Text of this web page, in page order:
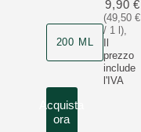
200 ML
(49,50 €
/ 1 l),
prezzo
include
l'IVA
9,90 €
Acquista
ora